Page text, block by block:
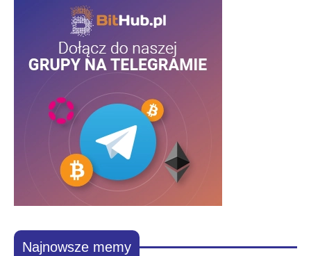
Najnowsze memy